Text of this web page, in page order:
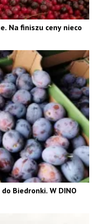
Na finiszu ceny nieco
Biedronki. W DINO